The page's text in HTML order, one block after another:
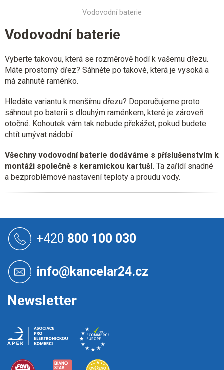
Vodovodní baterie
Vodovodní baterie
Vyberte takovou, která se rozměrově hodí k vašemu dřezu.
Máte prostorný dřez? Sáhněte po takové, která je vysoká a
má zahnuté raménko.
Hledáte variantu k menšímu dřezu? Doporučujeme proto
sáhnout po baterii s dlouhým raménkem, které je zároveň
otočné. Kohoutek vám tak nebude překážet, pokud budete
chtít umývat nádobí.
Všechny vodovodní baterie dodáváme s příslušenstvím k
montáži společně s keramickou kartuší. Ta zařídí snadné
a bezproblémové nastavení teploty a proudu vody.
+420 800 100 030
info@kancelar24.cz
Newsletter